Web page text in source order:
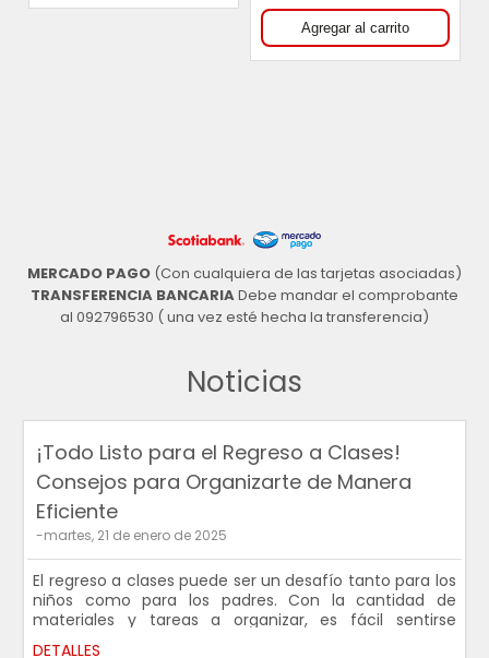
MERCADO PAGO (Con cualquiera de las tarjetas asociadas)
TRANSFERENCIA BANCARIADebe mandar el comprobante
al 092796530 ( una vez esté hecha la transferencia)
Noticias
¡Todo Listo para el Regreso a Clases!
Consejos para Organizarte de Manera
Eficiente
-martes, 21 de enero de 2025
El regreso a clases puede ser un desafío tanto para los
niños como para los padres. Con la cantidad de
materiales y tareas a organizar, es fácil sentirse
abrumado. Pero con los productos adecuados y una
DETALLES